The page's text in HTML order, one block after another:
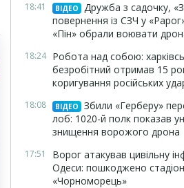
18:41 ВІДЕО
Дружба з садочку,
повернення із СЗЧ у
«Пін» обрали воювати
18:24 Робота над собою:
безробітний отримав 15
коригування російських
18:08 ВІДЕО
Збили «Герберу»
лоб: 1020-й полк показав
знищення ворожого дрона
17:51
Ворог атакував цивільну
Одеси: пошкоджено стадіон
«Чорноморець»